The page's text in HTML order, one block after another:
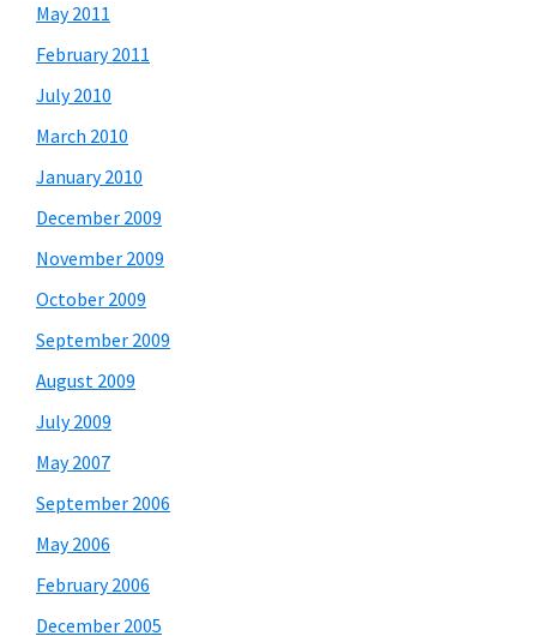
May 2011
February 2011
July 2010
March 2010
January 2010
December 2009
November 2009
October 2009
September 2009
August 2009
July 2009
May 2007
September 2006
May 2006
February 2006
December 2005